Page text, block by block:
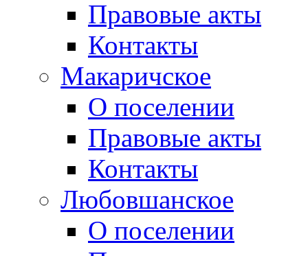
Правовые акты
Контакты
Макаричское
О поселении
Правовые акты
Контакты
Любовшанское
О поселении